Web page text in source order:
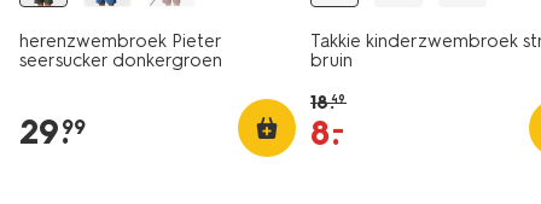
herenzwembroek Pieter
seersucker donkergroen
29.
99
Takkie kinderzwembroek
bruin
18.49
8.
–